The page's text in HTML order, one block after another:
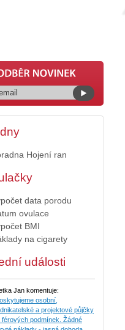
Hojení ran
data porodu
ovulace
BMI
na cigarety
události
Jan komentuje:
osobní,
a projektové půjčky
férových podmínek. Žádné